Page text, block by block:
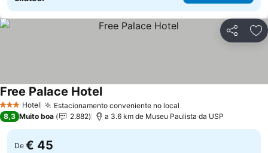
Partilhar
3 EstrelasHotel Estacionamento conveniente no local
Free Palace HotelVer preços
8,3 Muito boa 2.882 a 3.6 km de Museu Paulista da USP
De € 45